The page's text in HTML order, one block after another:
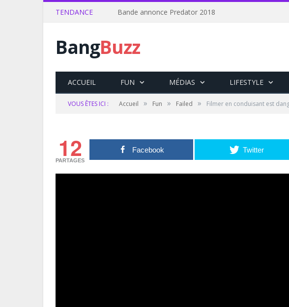
TENDANCE Bande annonce Predator 2018
BangBuzz
ACCUEIL FUN MÉDIAS LIFESTYLE
VOUS ÊTES ICI : Accueil » Fun » Failed » Filmer en conduisant est
12
PARTAGES
Facebook Twitter